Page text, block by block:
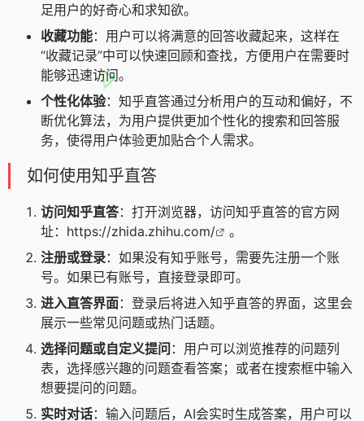
足用户的好奇心和求知欲。
收藏功能：用户可以将满意的回答收藏起来，这样在
“收藏记录”中可以快速回顾和查找，方便用户在需要时
能够迅速访问。
个性化体验：知乎直答通过分析用户的互动和偏好，不
断优化算法，为用户提供更加个性化的搜索和回答服
务，使得用户体验更加贴合个人需求。
如何使用知乎直答
访问知乎直答：打开浏览器，访问知乎直答的官方网
址： https://zhida.zhihu.com/
。
注册或登录：如果没有知乎账号，需要先注册一个账
号。如果已有账号，直接登录即可。
进入直答界面：登录后将进入知乎直答的界面，这里会
展示一些常见问题或热门话题。
选择问题或自定义提问 ：用户可以浏览推荐的问题列
表，选择感兴趣的问题查看答案；或者在搜索框中输入
想要提问的问题。
实时对话：输入问题后，AI会实时生成答案，用户可以